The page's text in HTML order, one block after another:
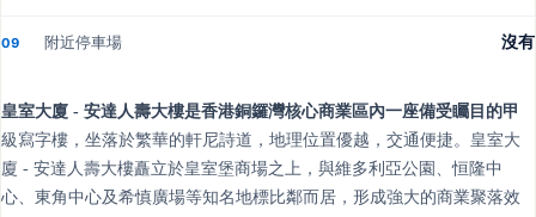
09 附近停車場 沒有
皇室大廈 - 安達人壽大樓是香港銅鑼灣核心商業區內一座備受矚目的甲
級寫字樓，坐落於繁華的軒尼詩道，地理位置優越，交通便捷。皇室大
廈 - 安達人壽大樓矗立於皇室堡商場之上，與維多利亞公園、恒隆中
心、東角中心及希慎廣場等知名地標比鄰而居，形成強大的商業聚落效